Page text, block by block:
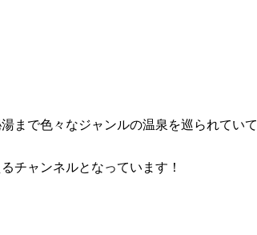
まで色々なジャンルの温泉を巡られていて
チャンネルとなっています！